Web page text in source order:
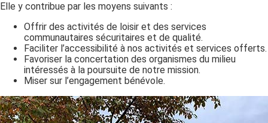
Elle y contribue par les moyens suivants :
Offrir des activités de loisir et des services
communautaires sécuritaires et de qualité.
Faciliter l’accessibilité à nos activités et services offerts.
Favoriser la concertation des organismes du milieu
intéressés à la poursuite de notre mission.
Miser sur l’engagement bénévole.